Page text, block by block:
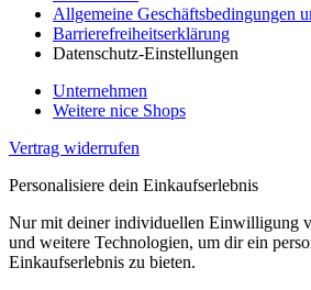
Allgemeine Geschäftsbedingungen
Barrierefreiheitserklärung
Datenschutz-Einstellungen
Unternehmen
Weitere nice Shops
Vertrag widerrufen
Personalisiere dein Einkaufserlebnis
Nur mit deiner individuellen Einwilligung
und weitere Technologien, um dir ein
Einkaufserlebnis zu bieten.